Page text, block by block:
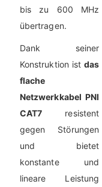
bis zu 600 MHz
übertragen.
Dank seiner
Konstruktion ist das
flache
Netzwerkkabel PNI
CAT7 resistent
gegen Störungen
und bietet
konstante und
lineare Leistung